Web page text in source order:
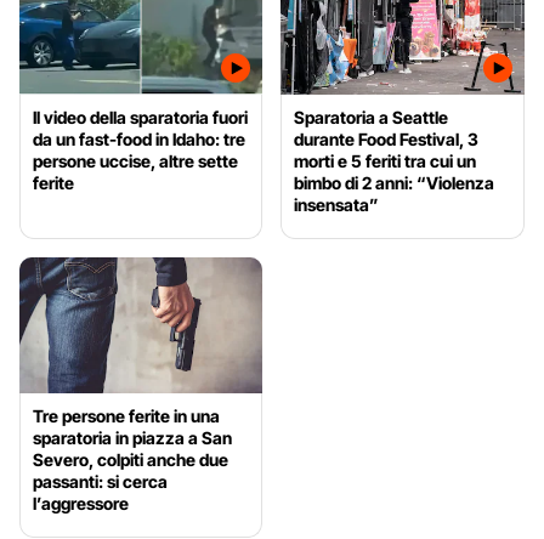
Il video della sparatoria fuori
da un fast-food in Idaho: tre
persone uccise, altre sette
ferite
Sparatoria a Seattle
durante Food Festival, 3
morti e 5 feriti tra cui un
bimbo di 2 anni: “Violenza
insensata”
Tre persone ferite in una
sparatoria in piazza a San
Severo, colpiti anche due
passanti: si cerca
l’aggressore